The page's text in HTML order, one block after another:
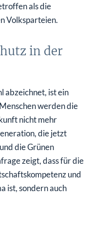
als die
Volksparteien.
in der
abzeichnet, ist ein
werden die
nicht mehr
die jetzt
die Grünen
zeigt, dass für die
und
ist, sondern auch